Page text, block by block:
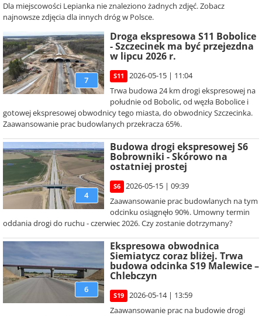
Dla miejscowości Lepianka nie znaleziono żadnych zdjęć. Zobacz
najnowsze zdjęcia dla innych dróg w Polsce.
7
Droga ekspresowa S11 Bobolice
- Szczecinek ma być przejezdna
w lipcu 2026 r.
S11
2026-05-15 | 11:04
Trwa budowa 24 km drogi ekspresowej na
południe od Bobolic, od węzła Bobolice i
gotowej ekspresowej obwodnicy tego miasta, do obwodnicy Szczecinka.
Zaawansowanie prac budowlanych przekracza 65%.
4
Budowa drogi ekspresowej S6
Bobrowniki - Skórowo na
ostatniej prostej
S6
2026-05-15 | 09:39
Zaawansowanie prac budowlanych na tym
odcinku osiągnęło 90%. Umowny termin
oddania drogi do ruchu - czerwiec 2026. Czy zostanie dotrzymany?
6
Ekspresowa obwodnica
Siemiatycz coraz bliżej. Trwa
budowa odcinka S19 Malewice –
Chlebczyn
S19
2026-05-14 | 13:59
Zaawansowanie prac na budowie drogi